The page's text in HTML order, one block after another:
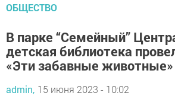
ОБЩЕСТВО
В парке “Семейный”
детская библиотека
«Эти забавные животные»
admin, 15 июня 2023 - 10:02